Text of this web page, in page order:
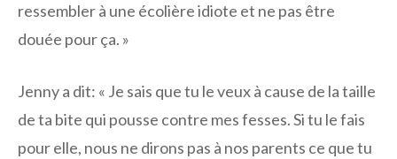
ressembler à une écolière idiote et ne pas être
douée pour ça. »
Jenny a dit: « Je sais que tu le veux à cause de la taille
de ta bite qui pousse contre mes fesses. Si tu le fais
pour elle, nous ne dirons pas à nos parents ce que tu